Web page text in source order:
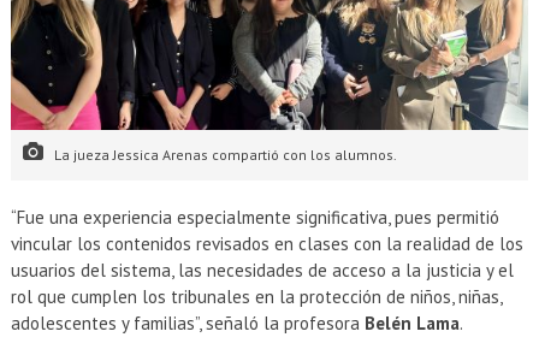
La jueza Jessica Arenas compartió con los alumnos.
“Fue una experiencia especialmente significativa, pues permitió
vincular los contenidos revisados en clases con la realidad de los
usuarios del sistema, las necesidades de acceso a la justicia y el
rol que cumplen los tribunales en la protección de niños, niñas,
adolescentes y familias”, señaló la profesora Belén Lama.